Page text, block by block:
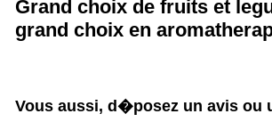
Grand choix de fruits et
grand choix en
Vous aussi, d�posez un avis ou